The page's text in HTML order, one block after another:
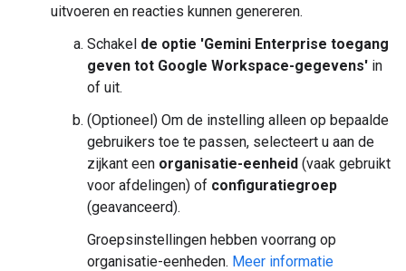
uitvoeren en reacties kunnen genereren.
Schakel de optie 'Gemini Enterprise toegang
geven tot Google Workspace-gegevens' in
of uit.
(Optioneel) Om de instelling alleen op bepaalde
gebruikers toe te passen, selecteert u aan de
zijkant een organisatie-eenheid (vaak gebruikt
voor afdelingen) of configuratiegroep
(geavanceerd).
Groepsinstellingen hebben voorrang op
organisatie-eenheden. Meer informatie